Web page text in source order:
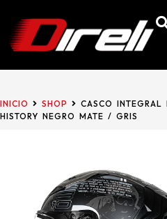
INICIO SHOP
CASCO
HISTORY NEGRO MATE / GRIS